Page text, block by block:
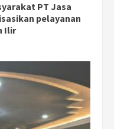
PT Jasa
pelayanan
Ilir